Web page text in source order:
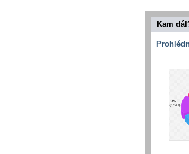
Kam